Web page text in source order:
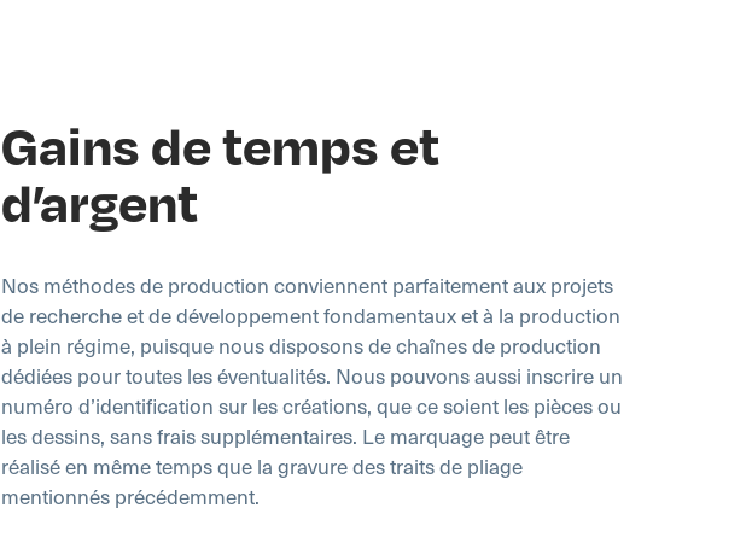
Gains de temps et
d’argent
Nos méthodes de production conviennent parfaitement aux projets
de recherche et de développement fondamentaux et à la production
à plein régime, puisque nous disposons de chaînes de production
dédiées pour toutes les éventualités. Nous pouvons aussi inscrire un
numéro d’identification sur les créations, que ce soient les pièces ou
les dessins, sans frais supplémentaires. Le marquage peut être
réalisé en même temps que la gravure des traits de pliage
mentionnés précédemment.